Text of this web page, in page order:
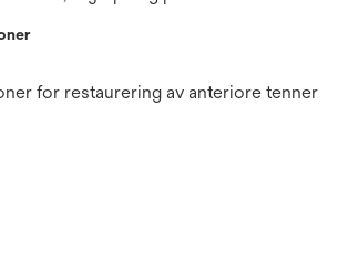
for restaurering av anteriore tenner